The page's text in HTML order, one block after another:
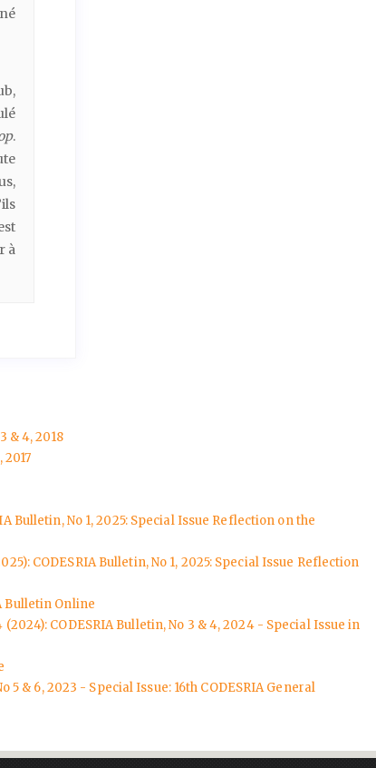
.
à
& 4, 2018
2017
Bulletin, No 1, 2025: Special Issue Reflection on the
CODESRIA Bulletin, No 1, 2025: Special Issue Reflection
Bulletin Online
(2024): CODESRIA Bulletin, No 3 & 4, 2024 - Special Issue in
5 & 6, 2023 - Special Issue: 16th CODESRIA General